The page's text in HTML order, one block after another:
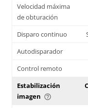
Velocidad máxima
de obturación
Disparo continuo
Autodisparador
Control remoto
Estabilización
imagen help_outline